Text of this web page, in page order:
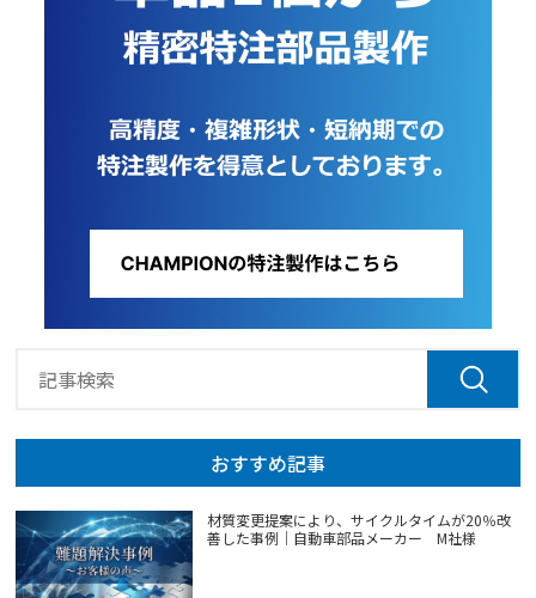
おすすめ記事
材質変更提案により、サイクルタイムが20％改
善した事例｜自動車部品メーカー M社様